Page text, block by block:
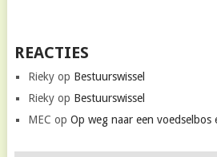
REACTIES
Riekyop Bestuurswissel
Riekyop Bestuurswissel
MEC op Op weg naar een voedselbos